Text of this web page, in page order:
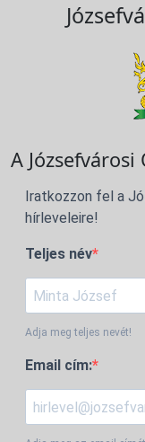
A
Iratkozzon fel a
hírleveleire!
Teljes név
Adja meg teljes nevét!
Email cím: